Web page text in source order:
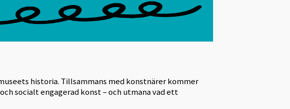
historia. Tillsammans med konstnärer kommer
socialt engagerad konst – och utmana vad ett